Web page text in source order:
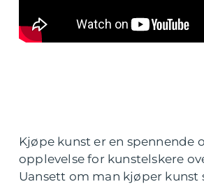
Kjøpe kunst er en spennende
opplevelse for kunstelskere
Uansett om man kjøper kunst